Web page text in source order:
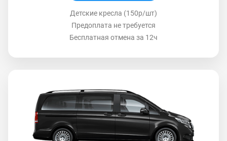
Детские кресла (150р/шт)
Предоплата не требуется
Бесплатная отмена за 12ч